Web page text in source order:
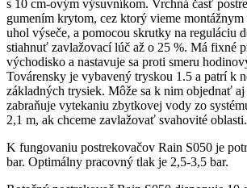
s 10 cm-ovým výsuvníkom. Vrchná časť
gumením krytom, cez ktorý vieme
uhol výseče, a pomocou skrutky na reguláciu
stiahnuť zavlažovací lúč až o 25 %. Má fixné
východisko a nastavuje sa proti smeru
Továrensky je vybavený tryskou 1.5 a patrí k
základných trysiek. Môže sa k nim objednať
zabraňuje vytekaniu zbytkovej vody zo
2,1 m, ak chceme zavlažovať svahovité oblasti.
K fungovaniu postrekovačov Rain S050 je
bar. Optimálny pracovný tlak je 2,5-3,5 bar.